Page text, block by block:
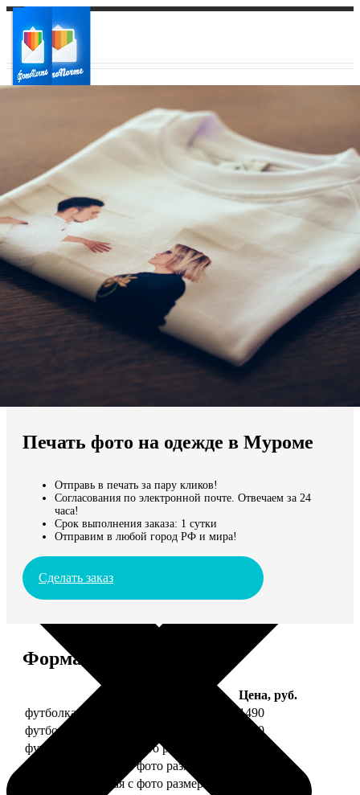
Ваш регион доставки
Выберите из списка:
Мы доставляем по всему миру
Продолжить без города
Печать фото на одежде в Муроме
Отправь в печать за пару кликов!
Согласования по электронной почте. Отвечаем за 24
часа!
Срок выполнения заказа: 1 сутки
Отправим в любой город РФ и мира!
Сделать заказ
Форматы и цены
Цена, руб.
футболка детская с фото рост 118 см
1490
футболка детская с фото рост 128 см
1490
футболка детская с фото рост 134 см
футболка женская с фото размер S
футболка женская с фото размер M